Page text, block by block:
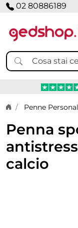
02 80886189
Home page
Penne
Penna
calcio